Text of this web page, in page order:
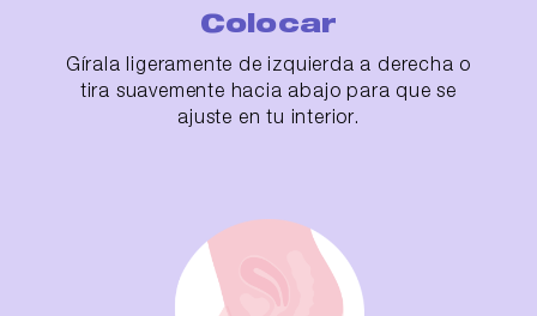
Colocar
Gírala ligeramente de izquierda a derecha o
tira suavemente hacia abajo para que se
ajuste en tu interior.